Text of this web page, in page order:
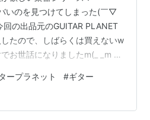
いのを見つけてしまった(￣▽
回の出品元のGUITAR PLANET
たので、しばらくは買えないw
お世話になりましたm(_ _m 今
Fiesta Redは前々から欲しか
々好きな感じの出会いが無か
「いいの無いかなぁ〜」って。
ープラネット #ギター